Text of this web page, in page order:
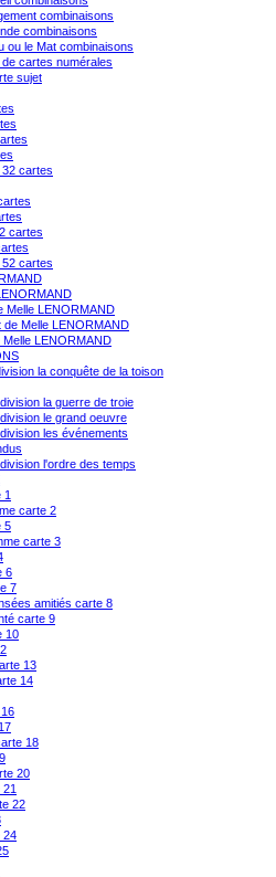
combinaisons
combinaisons
ou le Mat combinaisons
cartes numérales
sujet
cartes
cartes
cartes
Melle LENORMAND
Melle LENORMAND
LENORMAND
la conquête de la toison
la guerre de troie
le grand oeuvre
les événements
l'ordre des temps
1
carte 2
5
carte 3
6
7
amitiés carte 8
carte 9
10
13
14
18
20
22
24